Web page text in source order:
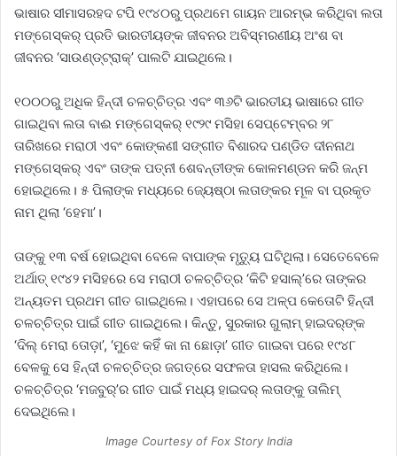
ଭାଷାର ସୀମାସରହଦ ଟପି ୧୯୪୦ରୁ ପ୍ରଥମେ ଗାୟନ ଆରମ୍ଭ କରିଥିବା ଲତା
ମଙ୍ଗେସ୍‌କର୍‌ ପ୍ରତି ଭାରତୀୟଙ୍କ ଜୀବନର ଅବିସ୍ମରଣୀୟ ଅଂଶ ବା
ଜୀବନର ‘ସାଉଣ୍ଡ୍‌ଟ୍ରାକ୍‌’ ପାଲଟି ଯାଇଥିଲେ।
୧୦୦୦ରୁ ଅଧିକ ହିନ୍ଦୀ ଚଳଚ୍ଚିତ୍ର ଏବଂ ୩୬ଟି ଭାରତୀୟ ଭାଷାରେ ଗୀତ
ଗାଇଥିବା ଲତା ବାଈ ମଙ୍ଗେସ୍‌କର୍‌ ୧୯୨୯ ମସିହା ସେପ୍ଟେମ୍ବର ୨୮
ତାରିଖରେ ମରାଠୀ ଏବଂ କୋଙ୍କଣୀ ସଙ୍ଗୀତ ବିଶାରଦ ପଣ୍ଡିତ ଦୀନନାଥ
ମଙ୍ଗେସ୍କର୍‌ ଏବଂ ତାଙ୍କ ପତ୍ନୀ ଶେବନ୍ତୀଙ୍କ କୋଳମଣ୍ଡନ କରି ଜନ୍ମ
ହୋଇଥିଲେ। ୫ ପିଲାଙ୍କ ମଧ୍ୟରେ ଜ୍ୟେଷ୍ଠା ଲତାଙ୍କର ମୂଳ ବା ପ୍ରକୃତ
ନାମ ଥିଲା ‘ହେମା’।
ତାଙ୍କୁ ୧୩ ବର୍ଷ ହୋଇଥିବା ବେଳେ ବାପାଙ୍କ ମୃତ୍ୟୁ ଘଟିଥିଲା। ସେତେବେଳେ
ଅର୍ଥାତ୍‌ ୧୯୪୨ ମସିହ‌ରେ ସେ ମରାଠୀ ଚଳଚ୍ଚିତ୍ର ‘କିଟି ହସାଲ୍‌’ରେ ତାଙ୍କର
ଅନ୍ୟତମ ପ୍ରଥମ ଗୀତ ଗାଇଥିଲେ। ଏହାପରେ ସେ ଅଳ୍ପ କେତୋଟି ହିନ୍ଦୀ
ଚଳଚ୍ଚିତ୍ର ପାଇଁ ଗୀତ ଗାଇଥିଲେ। କିନ୍ତୁ, ସୁରକାର ଗୁଲାମ୍‌ ହାଇଦର୍‌ଙ୍କ
‘ଦିଲ୍‌ ମେରା ତୋଡ଼ା’, ‘ମୁଝେ କହିଁ କା ନା ଛୋଡ଼ା’ ଗୀତ ଗାଇବା ପରେ ୧୯୪୮
ବେଳକୁ ସେ ହିନ୍ଦୀ ଚଳଚ୍ଚିତ୍ର ଜଗତ୍‌ରେ ସଫଳତା ହାସଲ କରିଥିଲେ।
ଚଳଚ୍ଚିତ୍ର ‘ମଜବୁର୍‌’ର ଗୀତ ପାଇଁ ମଧ୍ୟ ହାଇଦର୍‌ ଲତାଙ୍କୁ ତାଲିମ୍‌
ଦେଇଥିଲେ।
Image Courtesy of Fox Story India